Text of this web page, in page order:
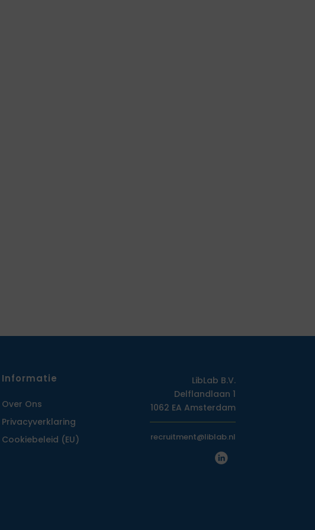
Informatie
Over Ons
Privacy­verklaring
Cookiebeleid (EU)
LibLab B.V.
Delflandlaan 1
1062 EA Amsterdam
recruitment@liblab.nl